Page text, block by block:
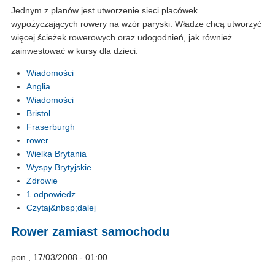
Jednym z planów jest utworzenie sieci placówek
wypożyczających rowery na wzór paryski. Władze chcą utworzyć
więcej ścieżek rowerowych oraz udogodnień, jak również
zainwestować w kursy dla dzieci.
Wiadomości
Anglia
Wiadomości
Bristol
Fraserburgh
rower
Wielka Brytania
Wyspy Brytyjskie
Zdrowie
1 odpowiedz
Czytaj&nbsp;dalej
Rower zamiast samochodu
pon., 17/03/2008 - 01:00